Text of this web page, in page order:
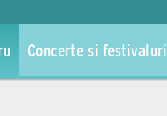
Concerte si festivaluri